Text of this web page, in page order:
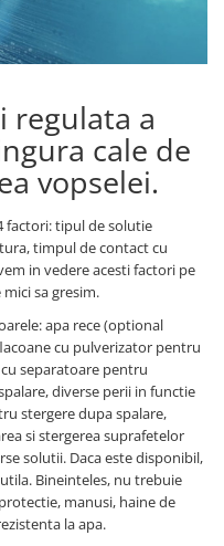
regulata a
cale de
vopselei.
factori: tipul de solutie
timpul de contact cu
in vedere acesti factori pe
sa gresim.
apa rece (optional
cu pulverizator pentru
separatoare pentru
diverse perii in functie
stergere dupa spalare,
si stergerea suprafetelor
solutii. Daca este disponibil,
Bineinteles, nu trebuie
manusi, haine de
la apa.